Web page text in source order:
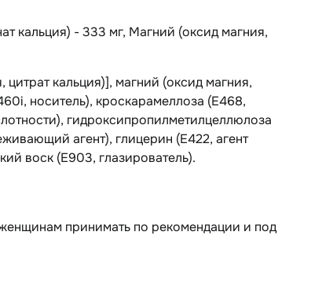
кальция) - 333 мг, Магний (оксид магния,
цитрат кальция)], магний (оксид магния,
носитель), кроскарамеллоза (Е468,
гидроксипропилметилцеллюлоза
агент), глицерин (Е422, агент
воск (Е903, глазирователь).
принимать по рекомендации и под